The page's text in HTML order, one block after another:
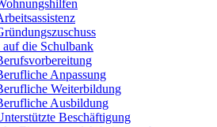
die Schulbank
Anpassung
Weiterbildung
Ausbildung
Beschäftigung